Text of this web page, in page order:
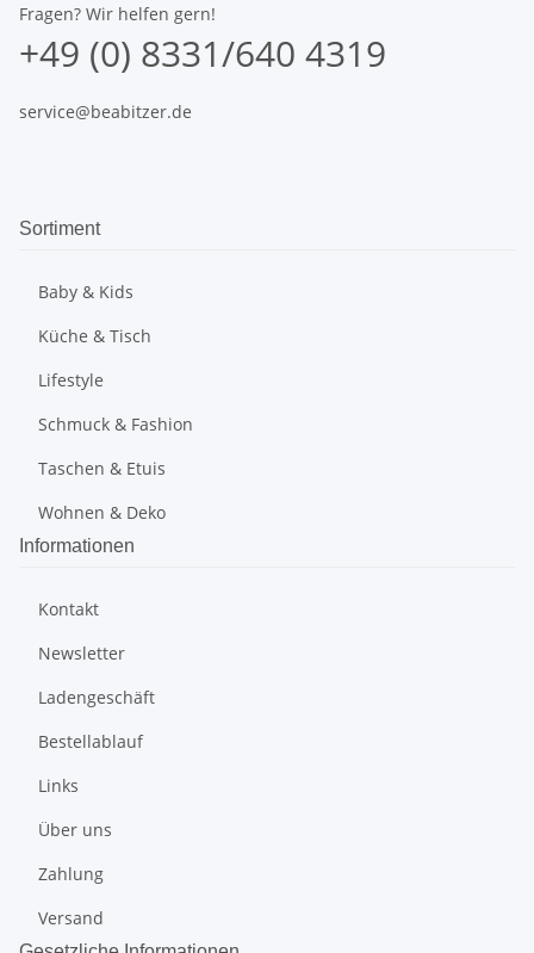
Fragen? Wir helfen gern!
+49 (0) 8331/640 4319
service@beabitzer.de
Sortiment
Baby & Kids
Küche & Tisch
Lifestyle
Schmuck & Fashion
Taschen & Etuis
Wohnen & Deko
Informationen
Kontakt
Newsletter
Ladengeschäft
Bestellablauf
Links
Über uns
Zahlung
Versand